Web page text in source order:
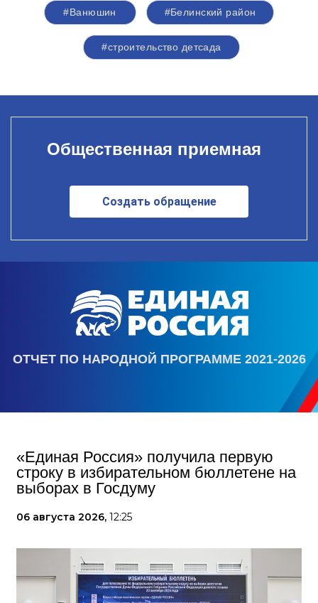
#Ванюшин #Белинский район
#строительство детсада
Общественная приемная
Создать обращение
ОТЧЕТ ПО НАРОДНОЙ ПРОГРАММЕ 2021-2026
«Единая Россия» получила первую
строку в избирательном бюллетене на
выборах в Госдуму
06 августа 2026, 12:25